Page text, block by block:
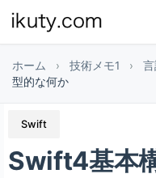
ホーム › 技術メモ1 ›
型的な何か
Swift
Swift4基本